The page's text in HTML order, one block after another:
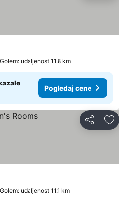
udaljenost 11.8 km
Pogledaj cene
Deli
udaljenost 11.1 km